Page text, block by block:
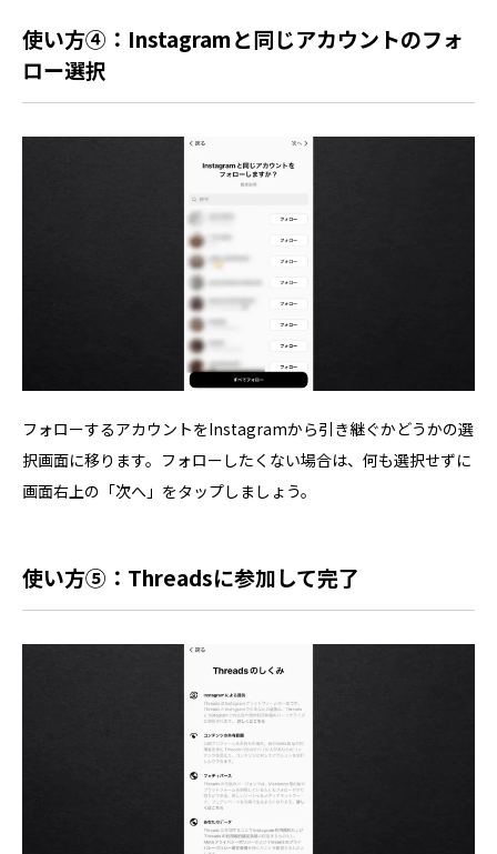
使い方④：Instagramと同じアカウントのフォ
ロー選択
フォローするアカウントをInstagramから引き継ぐかどうかの選
択画面に移ります。フォローしたくない場合は、何も選択せずに
画面右上の「次へ」をタップしましょう。
使い方⑤：Threadsに参加して完了